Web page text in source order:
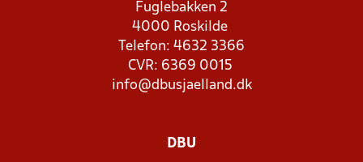
Fuglebakken 2
4000 Roskilde
Telefon: 4632 3366
CVR: 6369 0015
info@dbusjaelland.dk
DBU